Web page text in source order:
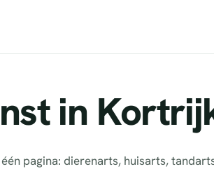
in
pagina: dierenarts, huisarts,